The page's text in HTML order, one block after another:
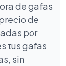
de gafas
de
por
tus gafas
sin